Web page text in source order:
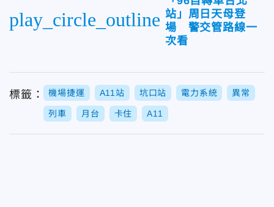
play_circle_outline 站」周日天母登
場 警交管路線一
次看
標籤： 機場捷運 A11站 坑口站 電力系統 異常
列車 月台 卡住 A11